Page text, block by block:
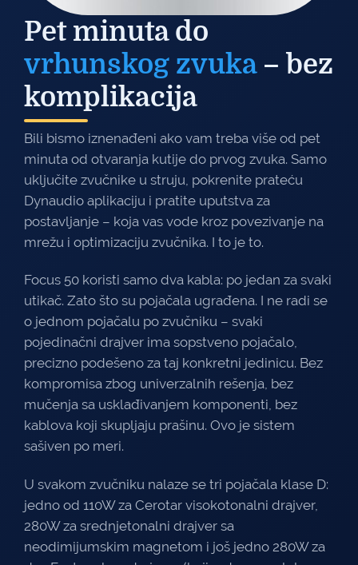
Pet minuta do
vrhunskog zvuka– bez
komplikacija
Bili bismo iznenađeni ako vam treba više od pet
minuta od otvaranja kutije do prvog zvuka. Samo
uključite zvučnike u struju, pokrenite prateću
Dynaudio aplikaciju i pratite uputstva za
postavljanje – koja vas vode kroz povezivanje na
mrežu i optimizaciju zvučnika. I to je to.
Focus 50 koristi samo dva kabla: po jedan za svaki
utikač. Zato što su pojačala ugrađena. I ne radi se
o jednom pojačalu po zvučniku – svaki
pojedinačni drajver ima sopstveno pojačalo,
precizno podešeno za taj konkretni jedinicu. Bez
kompromisa zbog univerzalnih rešenja, bez
mučenja sa usklađivanjem komponenti, bez
kablova koji skupljaju prašinu. Ovo je sistem
sašiven po meri.
U svakom zvučniku nalaze se tri pojačala klase D:
jedno od 110W za Cerotar visokotonalni drajver,
280W za srednjetonalni drajver sa
neodimijumskim magnetom i još jedno 280W za